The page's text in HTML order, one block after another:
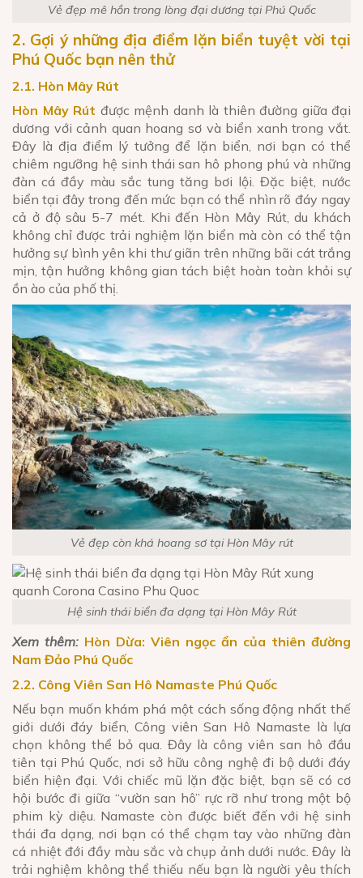
Vẻ đẹp mê hồn trong lòng đại dương tại Phú Quốc
2. Gợi ý những địa điểm lặn biển tuyệt vời tại
Phú Quốc bạn nên thử
2.1. Hòn Mây Rút
Hòn Mây Rút được mệnh danh là thiên đường giữa đại
dương với cảnh quan hoang sơ và biển xanh trong vắt.
Đây là địa điểm lý tưởng để lặn biển, nơi bạn có thể
chiêm ngưỡng hệ sinh thái san hô phong phú và những
đàn cá đầy màu sắc tung tăng bơi lội. Đặc biệt, nước
biển tại đây trong đến mức bạn có thể nhìn rõ đáy ngay
cả ở độ sâu 5-7 mét. Khi đến Hòn Mây Rút, du khách
không chỉ được trải nghiệm lặn biển mà còn có thể tận
hưởng sự bình yên khi thư giãn trên những bãi cát trắng
mịn, tận hưởng không gian tách biệt hoàn toàn khỏi sự
ồn ào của phố thị.
Vẻ đẹp còn khá hoang sơ tại Hòn Mây rút
Hệ sinh thái biển đa dạng tại Hòn Mây Rút
Xem thêm: Hòn Dừa: Viên ngọc ẩn của thiên đường
Nam Đảo Phú Quốc
2.2. Công Viên San Hô Namaste Phú Quốc
Nếu bạn muốn khám phá một cách sống động nhất thế
giới dưới đáy biển, Công viên San Hô Namaste là lựa
chọn không thể bỏ qua. Đây là công viên san hô đầu
tiên tại Phú Quốc, nơi sở hữu công nghệ đi bộ dưới đáy
biển hiện đại. Với chiếc mũ lặn đặc biệt, bạn sẽ có cơ
hội bước đi giữa “vườn san hô” rực rỡ như trong một bộ
phim kỳ diệu. Namaste còn được biết đến với hệ sinh
thái đa dạng, nơi bạn có thể chạm tay vào những đàn
cá nhiệt đới đầy màu sắc và chụp ảnh dưới nước. Đây là
trải nghiệm không thể thiếu nếu bạn là người yêu thích